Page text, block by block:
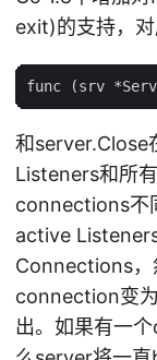
exit)的支持，对
和server.Close
Listeners和所
connections不
active
Connections，
connection变
出。如果有一